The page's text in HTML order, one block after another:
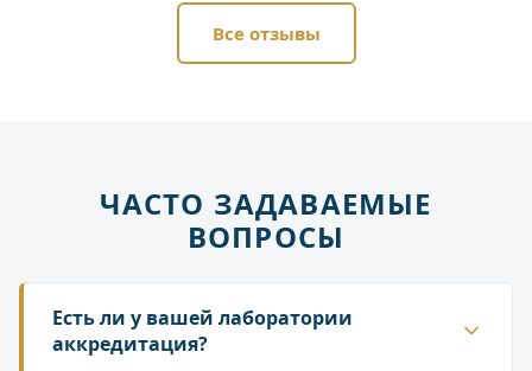
Все отзывы
ЧАСТО ЗАДАВАЕМЫЕ
ВОПРОСЫ
Есть ли у вашей лаборатории
аккредитация?